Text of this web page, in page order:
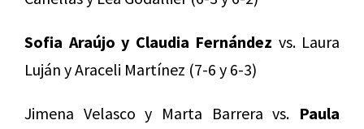
Sofia Araújo y Claudia Fernández vs. Laura
Luján y Araceli Martínez (7-6 y 6-3)
Jimena Velasco y Marta Barrera vs. Paula